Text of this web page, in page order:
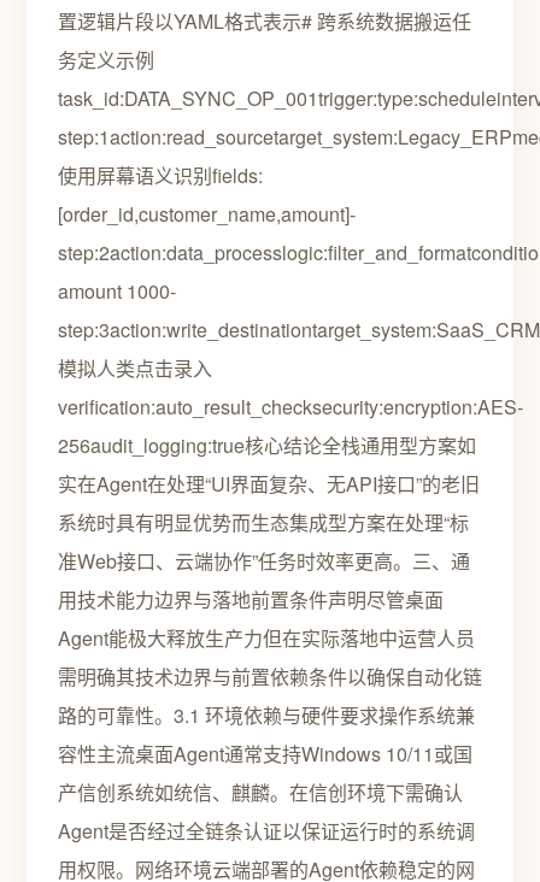
置逻辑片段以YAML格式表示# 跨系统数据搬运任
务定义示例
使用屏幕语义识别fields:
[order_id,customer_name,amount]-
amount 1000-
模拟人类点击录入
verification:auto_result_checksecurity:encryption:AES-
256audit_logging:true核心结论全栈通用型方案如
实在Agent在处理“UI界面复杂、无API接口”的老旧
系统时具有明显优势而生态集成型方案在处理“标
准Web接口、云端协作”任务时效率更高。三、通
用技术能力边界与落地前置条件声明尽管桌面
Agent能极大释放生产力但在实际落地中运营人员
需明确其技术边界与前置依赖条件以确保自动化链
路的可靠性。3.1 环境依赖与硬件要求操作系统兼
容性主流桌面Agent通常支持Windows 10/11或国
产信创系统如统信、麒麟。在信创环境下需确认
Agent是否经过全链条认证以保证运行时的系统调
用权限。网络环境云端部署的Agent依赖稳定的网